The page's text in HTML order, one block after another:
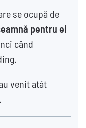
se ocupă de
pentru ei
când
venit atât